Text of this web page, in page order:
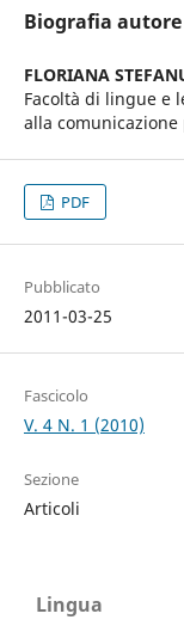
Biografia autore
FLORIANA
Facoltà di lingue e
alla
PDF
Pubblicato
2011-03-25
Fascicolo
V. 4 N. 1 (2010)
Sezione
Articoli
Lingua